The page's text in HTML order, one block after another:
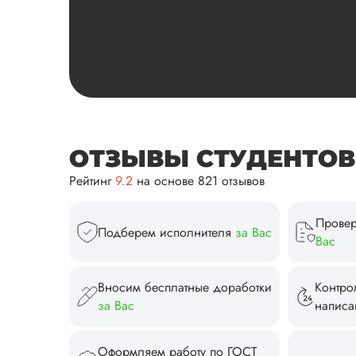
ОТЗЫВЫ СТУДЕНТОВ
Рейтинг9.2 на основе 821 отзывов
Подберем исполнителя за Вас
Вас
Вносим бесплатные доработки
за Вас
Оформляем работу по ГОСТ